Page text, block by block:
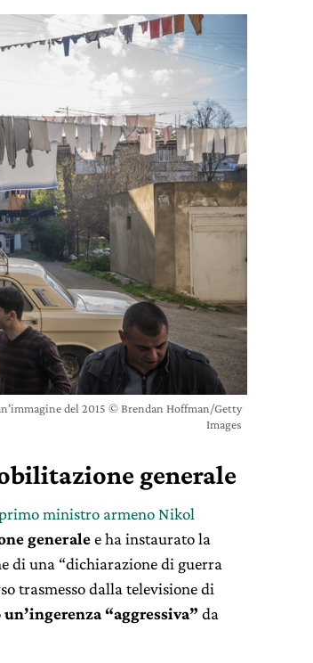
del 2015 © Brendan Hoffman/Getty
Images
generale
ministro armeno Nikol
generalee ha instaurato la
di una “dichiarazione di guerra
trasmesso dalla televisione di
un’ingerenza “aggressiva” da